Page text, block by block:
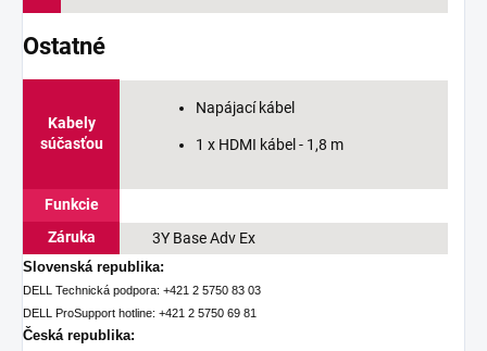
Ostatné
Kabely
súčasťou
Napájací kábel
1 x HDMI kábel - 1,8 m
Funkcie
Záruka
3Y Base Adv Ex
Slovenská republika:
DELL Technická podpora: +421 2 5750 83 03
DELL ProSupport hotline: +421 2 5750 69 81
Česká republika: